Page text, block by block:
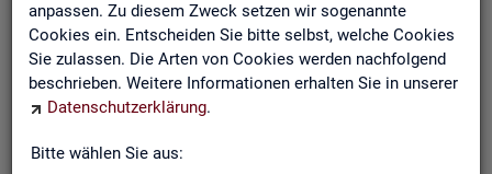
anpassen. Zu diesem Zweck setzen wir sogenannte
Cookies ein. Entscheiden Sie bitte selbst, welche Cookies
Sie zulassen. Die Arten von Cookies werden nachfolgend
beschrieben. Weitere Informationen erhalten Sie in unserer
Datenschutzerklärung.
Bitte wählen Sie aus: